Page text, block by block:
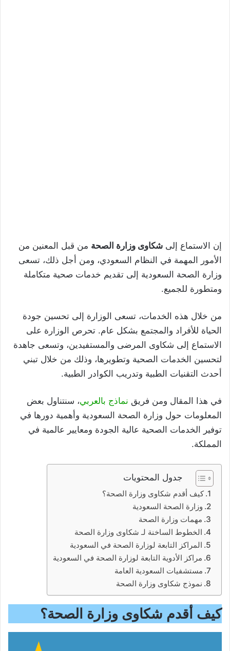
إن الاستماع إلى شكاوى وزارة الصحة من قبل المعنين من
الأمور المهمة في النظام السعودي، ومن أجل ذلك، تسعى
وزارة الصحة السعودية إلى تقديم خدمات صحية متكاملة
ومتطورة للجميع.
من خلال هذه الخدمات، تسعى الوزارة إلى تحسين جودة
الحياة للأفراد والمجتمع بشكل عام. تحرص الوزارة على
الاستماع إلى شكاوى المرضى والمستفيدين، وتسعى جاهدة
لتحسين الخدمات الصحية وتطويرها، وذلك من خلال تبني
أحدث التقنيات الطبية وتدريب الكوادر الطبية.
في هذا المقال ومن فريق نماذج بالعربي، سنتناول بعض
المعلومات حول وزارة الصحة السعودية وأهمية دورها في
توفير الخدمات الصحية عالية الجودة ومعايير عالمية في
المملكة.
جدول المحتويات
كيف أقدم شكاوى وزارة الصحة؟
وزارة الصحة السعودية
مهمات وزارة الصحة
الخطوط الساخنة لـ شكاوى وزارة الصحة
المراكز التابعة لوزارة الصحة في السعودية
مراكز الأدوية التابعة لوزارة الصحة في السعودية
مستشفيات السعودية العامة
نموذج شكاوى وزارة الصحة
كيف أقدم شكاوى وزارة الصحة؟